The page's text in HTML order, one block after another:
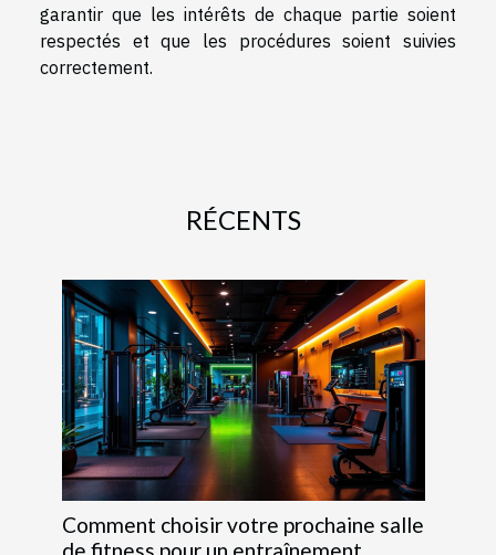
garantir que les intérêts de chaque partie soient
respectés et que les procédures soient suivies
correctement.
RÉCENTS
Comment choisir votre prochaine salle
de fitness pour un entraînement